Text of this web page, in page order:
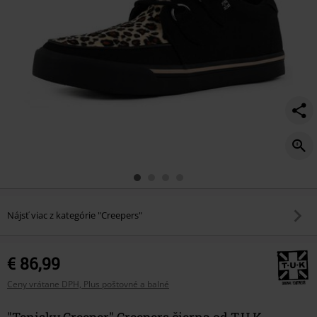
Nájsť viac z kategórie "Creepers"
€ 86,99
Ceny vrátane DPH, Plus poštovné a balné